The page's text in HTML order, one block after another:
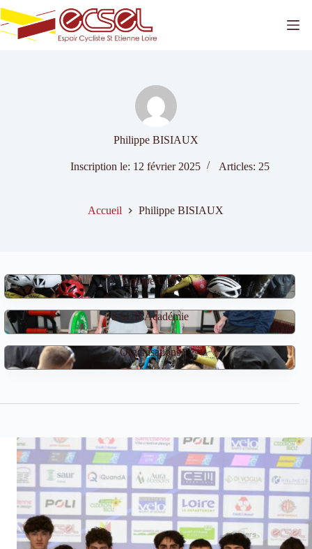
Passer
au
contenu
Philippe BISIAUX
Inscription le: 12 février 2025 Articles: 25
Accueil Philippe BISIAUX
Équipe U19
SAUR Académie
Organisations